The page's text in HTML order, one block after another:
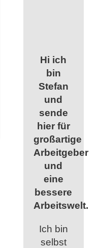
Hi ich
bin
Stefan
und
sende
hier für
großartige
Arbeitgeber
und
eine
bessere
Arbeitswelt.
Ich bin
selbst